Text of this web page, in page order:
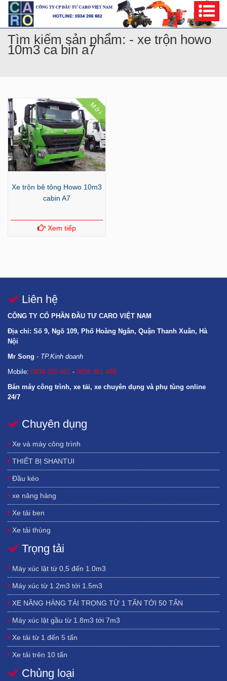
Tìm kiếm sản phẩm: - xe trộn howo
10m3 ca bin a7
Mới
Xe trộn bê tông Howo 10m3
cabin A7
Xem tiếp
Liên hệ
CÔNG TY CỔ PHẦN ĐẦU TƯ CARO VIỆT NAM
Địa chỉ: Số 9, Ngõ 109, Phố Hoàng Ngân, Quận Thanh Xuân, Hà
Nội
Mr Song - TP.Kinh doanh
Mobile: 0934 266 662 - 0936 361 489
Bán máy công trình, xe tải, xe chuyên dụng và phụ tùng online
24/7
GIAO HÀNG TOÀN QUỐC GỒM CÁC TỈNH: LÀO CAI, YÊN BÁI, ĐIỆN BIÊN, HOÀ
QUANG, THÁI NGUYÊN, PHÚ THỌ, BẮC GIANG, QUẢNG NINH, BẮC NINH, HÀ
NAM, HÀ NỘI, HẢI DƯƠNG, HẢI PHÒNG, HƯNG YÊN, NAM ĐỊNH, NINH
BÌNH, THÁI BÌNH, VĨNH PHÚC,THANH HOÁ, NGHỆ AN, HÀ TĨNH, QUẢNG
BÌNH, QUẢNG TRỊ VÀ THỪA THIÊN-HUẾ, ĐÀ NẴNG, QUẢNG NAM, QUẢNG
NGÃI, BÌNH ĐỊNH, PHÚ YÊN, KHÁNH HOÀ, NINH THUẬN, BÌNH THUẬN,
PHƯỚC, BÌNH DƯƠNG, ĐỒNG NAI, TÂY NINH, BÀ RỊA-VŨNG TÀU, THÀNH PHỐ
HỒ CHÍ MINH , LONG AN, ĐỒNG THÁP, TIỀN GIANG, AN GIANG, BẾN TRE, VĨNH
Chuyên dụng
Xe và máy công trình
THIẾT BỊ SHANTUI
Đầu kéo
xe nâng hàng
Xe tải ben
Xe tải thùng
Xe bồn
Xe gắn cẩu
xe trộn
Bơm bê tông trung quốc
Máy nâng đá Trung Quốc hiệu Liteng
đầu cắt gỗ và bóc vỏ waratah - Mỹ
máy khoan - máy ép cọc - búa rung ép cọc
lốp xe tải trung quốc
Trọng tải
Máy xúc lật từ 0,5 đến 1.0m3
Máy xúc từ 1.2m3 tới 1.5m3
XE NÂNG HÀNG TẢI TRỌNG TỪ 1 TẤN TỚI 50 TẤN
Máy xúc lật gầu từ 1.8m3 tới 7m3
Xe tải từ 1 đến 5 tấn
Xe tải trên 10 tấn
Xe tải 3 chân
Chủng loại